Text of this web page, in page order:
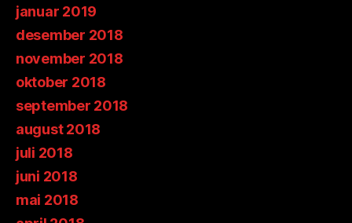
januar 2019
desember 2018
november 2018
oktober 2018
september 2018
august 2018
juli 2018
juni 2018
mai 2018